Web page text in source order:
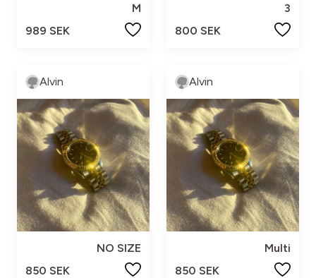
M
989 SEK
3
800 SEK
Alvin
NO SIZE
850 SEK
Alvin
Multi
850 SEK